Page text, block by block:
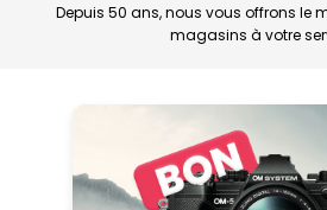
Depuis 50 ans, nous vous offrons le
magasins à votre